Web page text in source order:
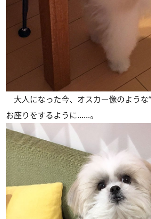
大人になった今、オスカー像のような
お座りをするように……。